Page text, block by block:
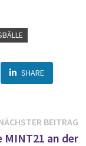
SHARE
BEITRAG
MINT21 an der